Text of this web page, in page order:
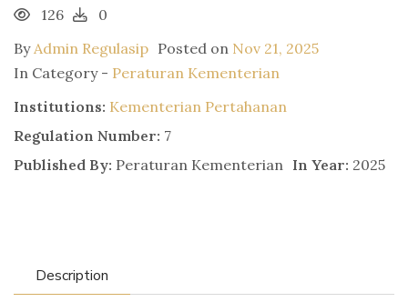
126
0
ByAdmin Regulasip Posted on Nov 21, 2025
In Category - Peraturan Kementerian
Institutions: Kementerian Pertahanan
Regulation Number: 7
Published By: Peraturan Kementerian In Year: 2025
Description